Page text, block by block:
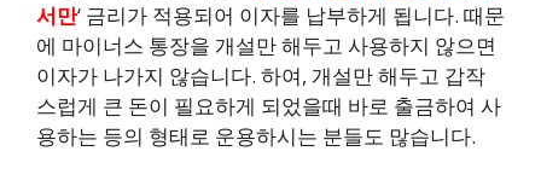
서만‘ 금리가 적용되어 이자를 납부하게 됩니다. 때문
에 마이너스 통장을 개설만 해두고 사용하지 않으면
이자가 나가지 않습니다. 하여, 개설만 해두고 갑작
스럽게 큰 돈이 필요하게 되었을때 바로 출금하여 사
용하는 등의 형태로 운용하시는 분들도 많습니다.